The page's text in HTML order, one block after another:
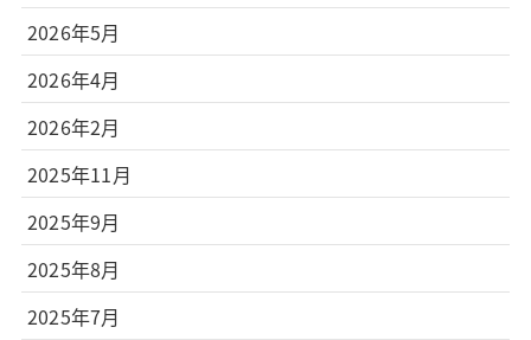
2026年5月
2026年4月
2026年2月
2025年11月
2025年9月
2025年8月
2025年7月